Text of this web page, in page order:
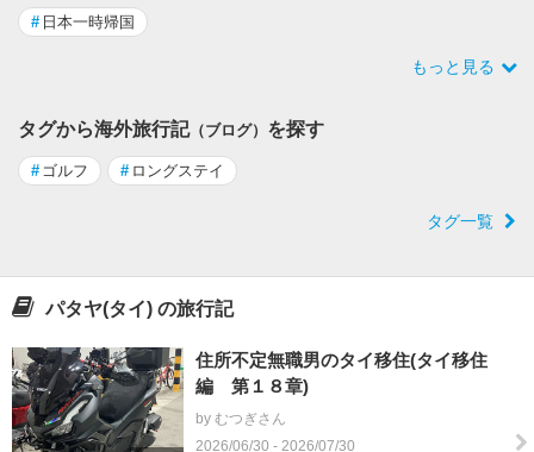
# 日本一時帰国
もっと見る
タグから海外旅行記（ブログ） を探す
# ゴルフ # ロングステイ
タグ一覧
パタヤ(タイ) の旅行記
住所不定無職男のタイ移住(タイ移住
編 第１８章)
by むつぎさん
2026/06/30 - 2026/07/30